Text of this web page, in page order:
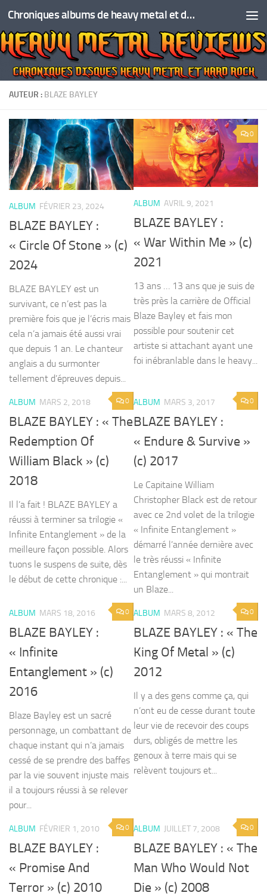
Skip to content Chroniques albums de heavy metal et de hard rock
AUTEUR : BLAZE BAYLEY
ALBUM FÉVRIER 23, 2024
BLAZE BAYLEY :
« Circle Of Stone » (c)
2024
BLAZE BAYLEY est un
survivant, ce n’est pas la
première fois que je l’écris mais
cela n’a jamais été aussi vrai
que depuis 1 an. Le chanteur
anglais a du surmonter
tellement d’épreuves depuis...
0
ALBUM AVRIL 9, 2021
BLAZE BAYLEY :
« War Within Me » (c)
2021
13 ans … 13 ans que je suis de
très près la carrière de Official
Blaze Bayley et fais mon
possible pour soutenir cet
artiste si attachant ayant une
foi inébranlable dans le heavy...
0
ALBUM MARS 2, 2018
BLAZE BAYLEY : « The
Redemption Of
William Black » (c)
2018
Il l’a fait ! BLAZE BAYLEY a
réussi à terminer sa trilogie «
Infinite Entanglement » de la
meilleure façon possible. Alors
tuons le suspens de suite, dès
le début de cette chronique :...
0
ALBUM MARS 3, 2017
BLAZE BAYLEY :
« Endure & Survive »
(c) 2017
Le Capitaine William
Christopher Black est de retour
avec ce 2nd volet de la trilogie
« Infinite Entanglement »
démarré l’année dernière avec
le très réussi « Infinite
Entanglement » qui montrait
un Blaze...
0
ALBUM MARS 18, 2016
BLAZE BAYLEY :
« Infinite
Entanglement » (c)
2016
Blaze Bayley est un sacré
personnage, un combattant de
chaque instant qui n’a jamais
cessé de se prendre des baffes
par la vie souvent injuste mais
il a toujours réussi à se relever
pour...
0
ALBUM MARS 8, 2012
BLAZE BAYLEY : « The
King Of Metal » (c)
2012
Il y a des gens comme ça, qui
n’ont eu de cesse durant toute
leur vie de recevoir des coups
durs, obligés de mettre les
genoux à terre mais qui se
relèvent toujours et...
0
ALBUM FÉVRIER 1, 2010
BLAZE BAYLEY :
« Promise And
Terror » (c) 2010
0
ALBUM JUILLET 7, 2008
BLAZE BAYLEY : « The
Man Who Would Not
Die » (c) 2008